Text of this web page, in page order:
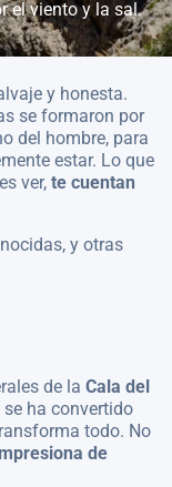
el viento y la sal.
y honesta.
se formaron por
del hombre, para
estar. Lo que
ver, te cuentan
y otras
de la Cala del
ha convertido
todo. No
de